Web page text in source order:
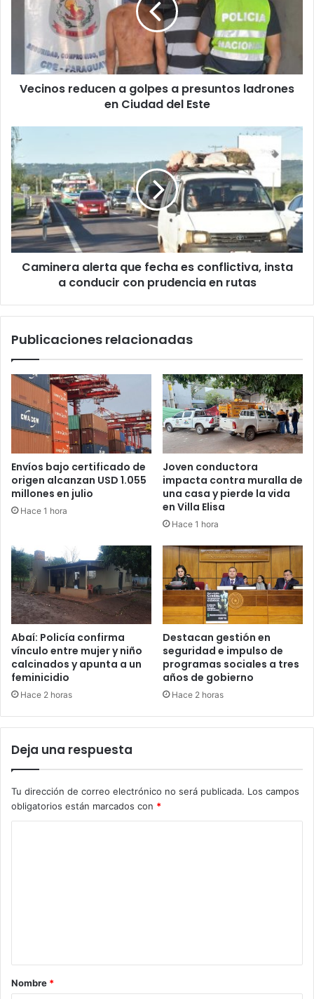
Vecinos reducen a golpes a presuntos ladrones
en Ciudad del Este
Caminera alerta que fecha es conflictiva, insta
a conducir con prudencia en rutas
Publicaciones relacionadas
Envíos bajo certificado de
origen alcanzan USD 1.055
millones en julio
Hace 1 hora
Joven conductora
impacta contra muralla de
una casa y pierde la vida
en Villa Elisa
Hace 1 hora
Abaí: Policía confirma
vínculo entre mujer y niño
calcinados y apunta a un
feminicidio
Hace 2 horas
Destacan gestión en
seguridad e impulso de
programas sociales a tres
años de gobierno
Hace 2 horas
Deja una respuesta
Tu dirección de correo electrónico no será publicada. Los campos
obligatorios están marcados con *
r
Nombre *